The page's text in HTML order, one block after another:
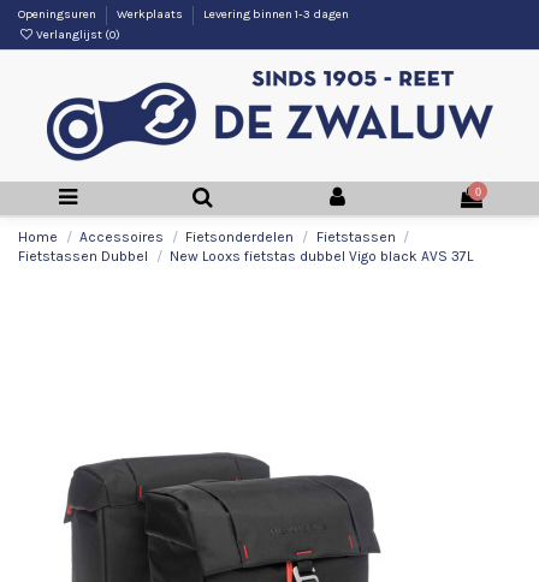
Openingsuren Werkplaats
Levering binnen 1-3 dagen
Verlanglijst (0)
0
Home Accessoires Fietsonderdelen
Fietstassen
Fietstassen Dubbel
New Looxs fietstas dubbel Vigo black AVS 37L